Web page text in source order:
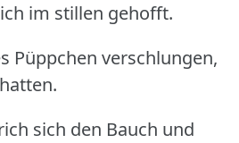
im stillen gehofft.
Püppchen verschlungen,
sich den Bauch und